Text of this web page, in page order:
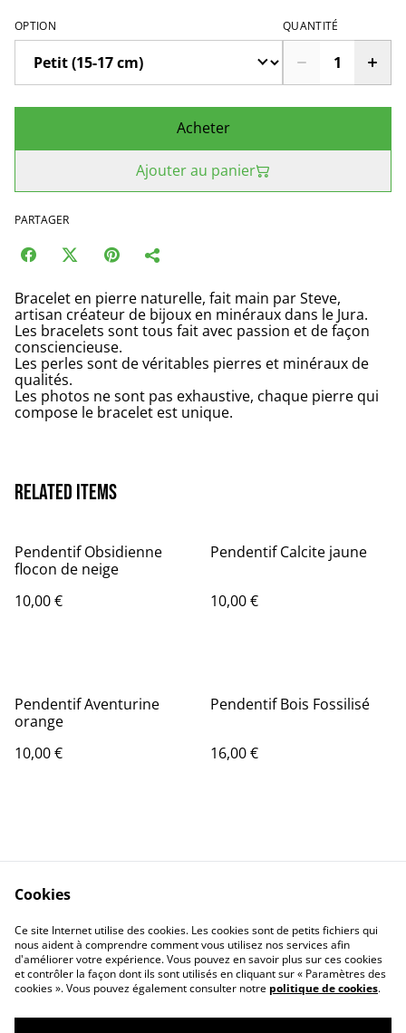
OPTION QUANTITÉ
Acheter
Ajouter au panier
PARTAGER
Bracelet en pierre naturelle, fait main par Steve,
artisan créateur de bijoux en minéraux dans le Jura.
Les bracelets sont tous fait avec passion et de façon
consciencieuse.
Les perles sont de véritables pierres et minéraux de
qualités.
Les photos ne sont pas exhaustive, chaque pierre qui
compose le bracelet est unique.
Related items
Pendentif Obsidienne
flocon de neige
10,00 €
Pendentif Calcite jaune
10,00 €
Pendentif Aventurine
orange
10,00 €
Pendentif Bois Fossilisé
16,00 €
Contact Us
Legal Terms
Privacy Policy
Cookie Policy
Cookies
Ce site Internet utilise des cookies. Les cookies sont de petits fichiers qui
nous aident à comprendre comment vous utilisez nos services afin
d'améliorer votre expérience. Vous pouvez en savoir plus sur ces cookies
et contrôler la façon dont ils sont utilisés en cliquant sur « Paramètres des
cookies ». Vous pouvez également consulter notre politique de cookies.